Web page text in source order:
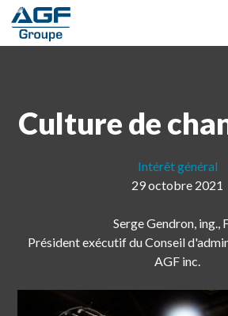
Culture de
Intérêt général
29 octobre 2021
Serge Gendron, ing.,
Président exécutif du Conseil
AGF inc.